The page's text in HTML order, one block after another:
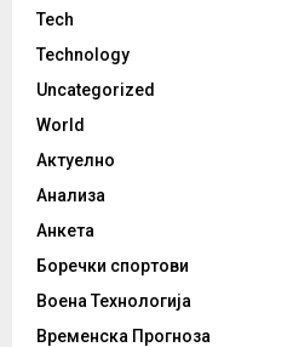
Tech
Technology
Uncategorized
World
Актуелно
Анализа
Анкета
Боречки спортови
Воена Технологија
Временска Прогноза